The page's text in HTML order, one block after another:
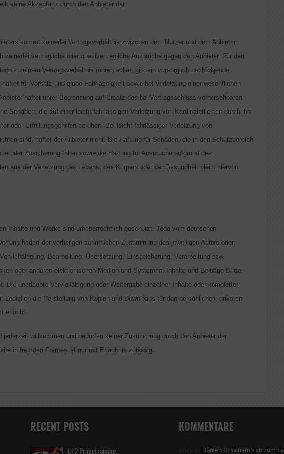
keine Akzeptanz durch den Anbieter dar.
kommt keinerlei Vertragsverhältnis zwischen dem Nutzer und dem Anbieter
keinerlei vertragliche oder quasivertragliche Ansprüche gegen den Anbieter. Für den
zu einem Vertragsverhältnis führen sollte, gilt rein vorsorglich nachfolgende
für Vorsatz und grobe Fahrlässigkeit sowie bei Verletzung einer wesentlichen
haftet unter Begrenzung auf Ersatz des bei Vertragsschluss vorhersehbaren
Schäden, die auf einer leicht fahrlässigen Verletzung von Kardinalpflichten durch ihn
oder Erfüllungsgehilfen beruhen. Bei leicht fahrlässiger Verletzung von
sind, haftet der Anbieter nicht. Die Haftung für Schäden, die in den Schutzbereich
oder Zusicherung fallen sowie die Haftung für Ansprüche aufgrund des
aus der Verletzung des Lebens, des Körpers oder der Gesundheit bleibt hiervon
Inhalte und Werke sind urheberrechtlich geschützt. Jede vom deutschen
bedarf der vorherigen schriftlichen Zustimmung des jeweiligen Autors oder
Bearbeitung, Übersetzung, Einspeicherung, Verarbeitung bzw.
oder anderen elektronischen Medien und Systemen. Inhalte und Beiträge Dritter
Die unerlaubte Vervielfältigung oder Weitergabe einzelner Inhalte oder kompletter
Lediglich die Herstellung von Kopien und Downloads für den persönlichen, privaten
erlaubt.
willkommen und bedürfen keiner Zustimmung durch den Anbieter der
in fremden Frames ist nur mit Erlaubnis zulässig.
RECENT POSTS
U12 Probetraining
KOMMENTARE
Damen III sichern sich zum